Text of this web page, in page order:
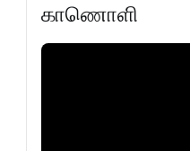
காணொளி